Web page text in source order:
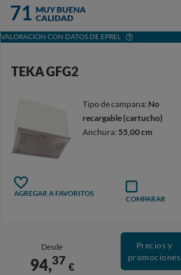
71 MUY BUENA
CALIDAD
VALORACIÓN CON DATOS DE EPREL
TEKA GFG2
Tipo de campana: No
recargable (cartucho)
Anchura: 55,00 cm
AGREGAR A FAVORITOS
COMPARAR
Desde
94,37 €
Precios y
promociones